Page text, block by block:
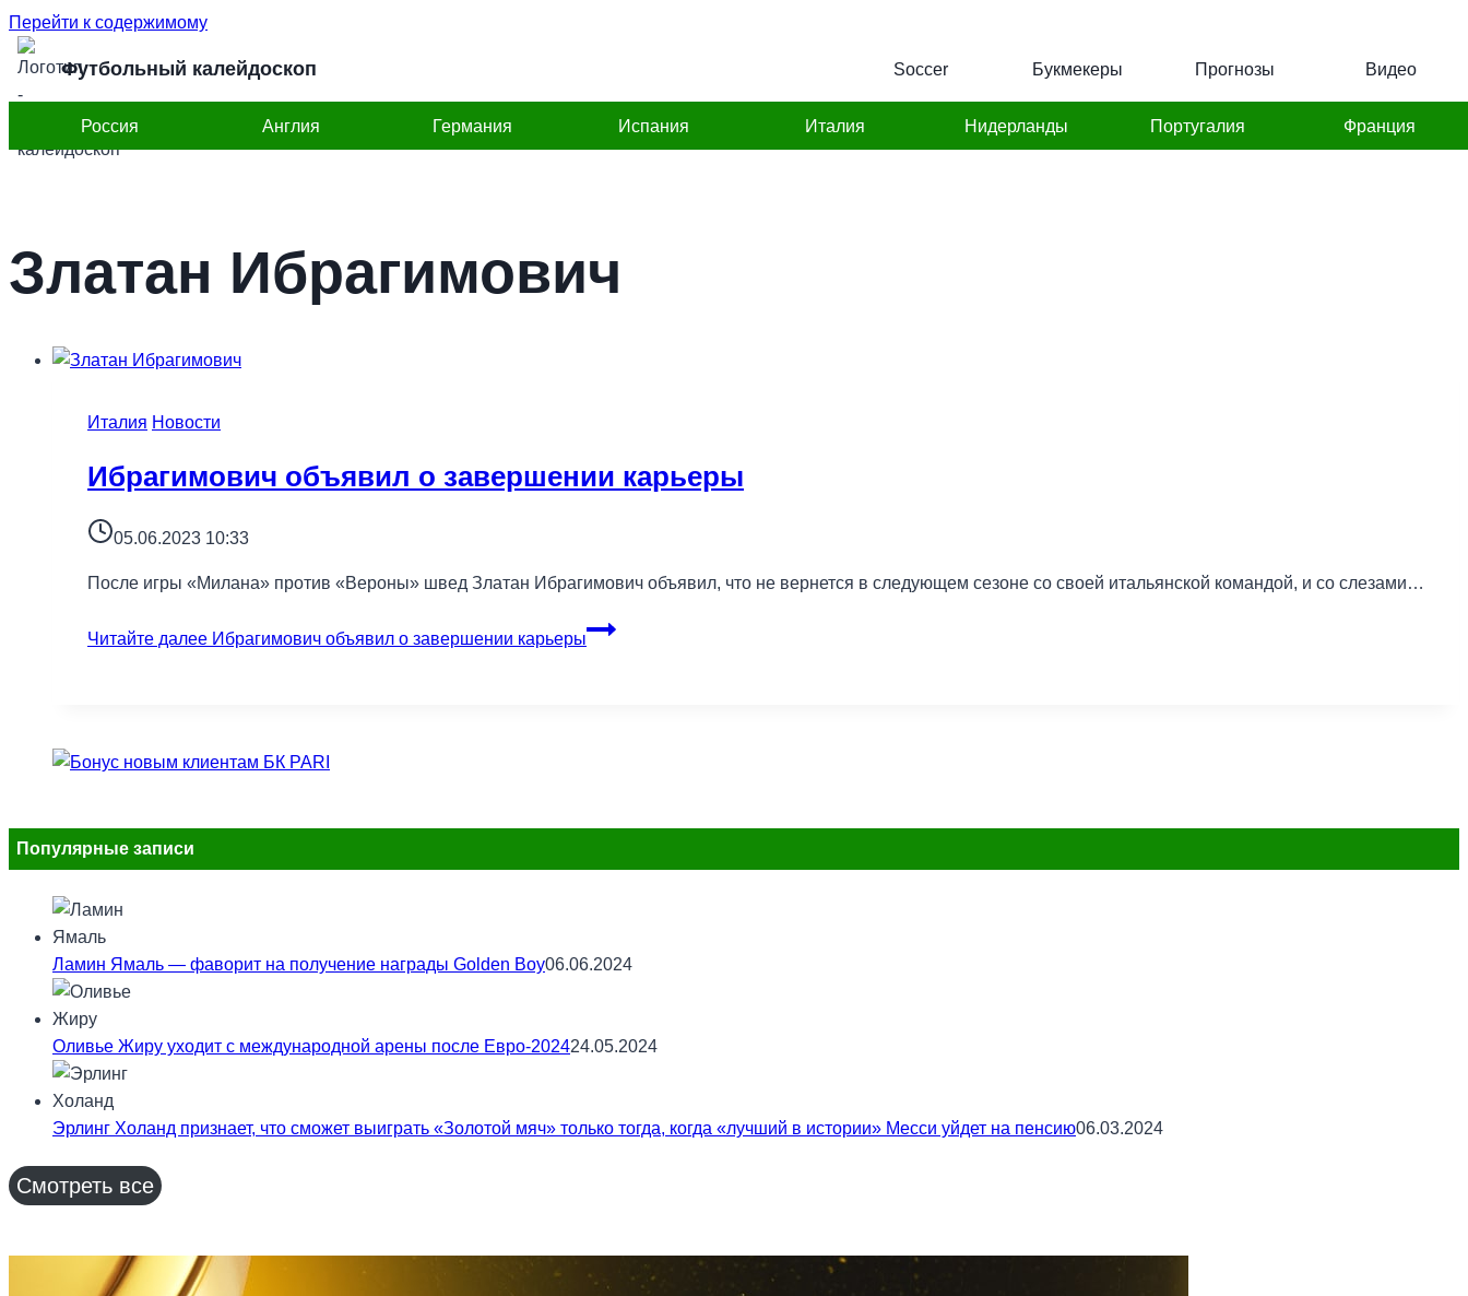
Перейти к содержимому
Футбольный калейдоскоп Soccer Букмекеры Прогнозы Видео
Россия Англия Германия Испания Италия Нидерланды Португалия Франция
Златан Ибрагимович
Италия Новости
Ибрагимович объявил о завершении карьеры
05.06.2023 10:33
После игры «Милана» против «Вероны» швед Златан Ибрагимович объявил, что не вернется в следующем сезоне со своей итальянской командой, и со слезами…
Читайте далее Ибрагимович объявил о завершении карьеры
Популярные записи
Ламин Ямаль — фаворит на получение награды Golden Boy06.06.2024
Оливье Жиру уходит с международной арены после Евро-202424.05.2024
Эрлинг Холанд признает, что сможет выиграть «Золотой мяч» только тогда, когда «лучший в истории» Месси уйдет на пенсию06.03.2024
Смотреть все